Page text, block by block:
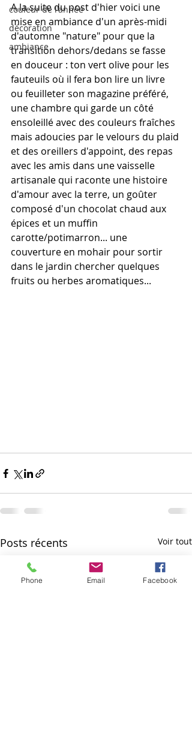
couleur de l'année
décoration
ambiance
A la suite du post d'hier voici une
mise en ambiance d'un après-midi
d'automne "nature" pour que la
transition dehors/dedans se fasse
en douceur : ton vert olive pour les
fauteuils où il fera bon lire un livre
ou feuilleter son magazine préféré,
une chambre qui garde un côté
ensoleillé avec des couleurs fraîches
mais adoucies par le velours du plaid
et des oreillers d'appoint, des repas
avec les amis dans une vaisselle
artisanale qui raconte une histoire
d'amour avec la terre, un goûter
composé d'un chocolat chaud aux
épices et un muffin
carotte/potimarron... une
couverture en mohair pour sortir
dans le jardin chercher quelques
fruits ou herbes aromatiques...
Posts récents Voir tout
Phone Email Facebook